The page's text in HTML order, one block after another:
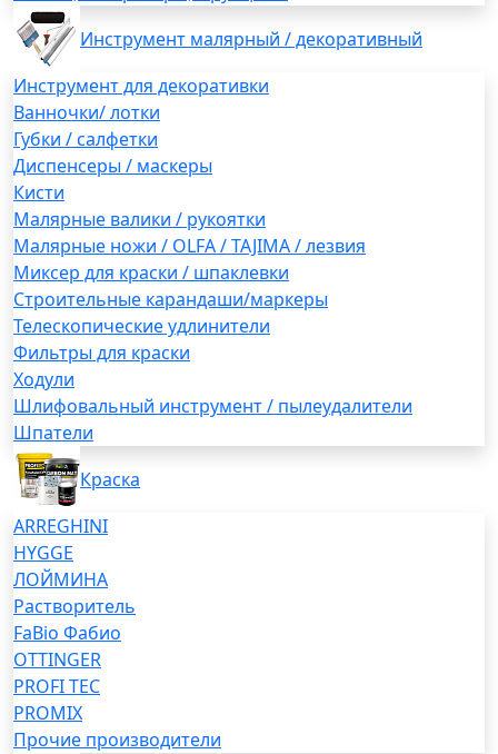
Инструмент малярный / декоративный
Инструмент для декоративки
Ванночки/ лотки
Губки / салфетки
Диспенсеры / маскеры
Кисти
Малярные валики / рукоятки
Малярные ножи / OLFA / TAJIMA / лезвия
Миксер для краски / шпаклевки
Строительные карандаши/маркеры
Телескопические удлинители
Фильтры для краски
Ходули
Шлифовальный инструмент / пылеудалители
Шпатели
Краска
ARREGHINI
HYGGE
ЛОЙМИНА
Растворитель
FaBio Фабио
OTTINGER
PROFI TEC
PROMIX
Прочие производители